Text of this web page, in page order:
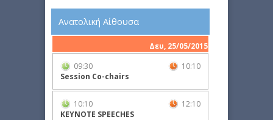
Aνατολική Αίθουσα
Δευ, 25/05/2015
09:30
10:10
Session Co-chairs
10:10
12:10
KEYNOTE SPEECHES